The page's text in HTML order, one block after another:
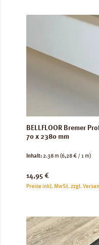
BELLFLOOR Bremer
70 x 2380 mm
Inhalt:2.38 m (6,28 € / 1 m)
Regulärer Preis:
14,95 €
Preise inkl. MwSt. zzgl.